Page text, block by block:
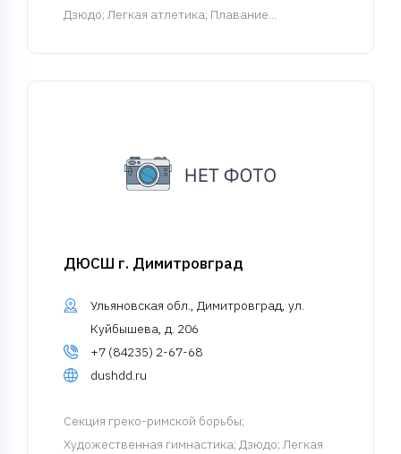
Дзюдо; Легкая атлетика; Плавание...
ДЮСШ г. Димитровград
Ульяновская обл., Димитровград, ул.
Куйбышева, д. 206
+7 (84235) 2-67-68
dushdd.ru
Cекция греко-римской борьбы;
Художественная гимнастика; Дзюдо; Легкая